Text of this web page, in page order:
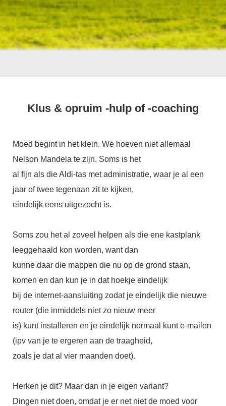
Klus & opruim -hulp of -coaching
Moed begint in het klein. We hoeven niet allemaal
Nelson Mandela te zijn. Soms is het
al fijn als die Aldi-tas met administratie, waar je al een
jaar of twee tegenaan zit te kijken,
eindelijk eens uitgezocht is.
Soms zou het al zoveel helpen als die ene kastplank
leeggehaald kon worden, want dan
kunne daar die mappen die nu op de grond staan,
komen en dan kun je in dat hoekje eindelijk
bij de internet-aansluiting zodat je eindelijk die nieuwe
router (die inmiddels niet zo nieuw meer
is) kunt installeren en je eindelijk normaal kunt e-mailen
(ipv van je te ergeren aan de traagheid,
zoals je dat al vier maanden doet).
Herken je dit? Maar dan in je eigen variant?
Dingen niet doen, omdat je er net niet de moed voor